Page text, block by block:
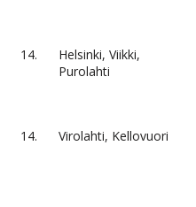
14.
Helsinki, Viikki,
Purolahti
14. Virolahti, Kellovuori